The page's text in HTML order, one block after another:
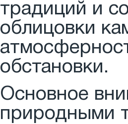
традиций и
облицовки
обстановки.
Основное
природными